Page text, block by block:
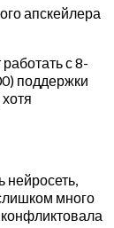
апскейлера
с 8-
поддержки
нейросеть,
много